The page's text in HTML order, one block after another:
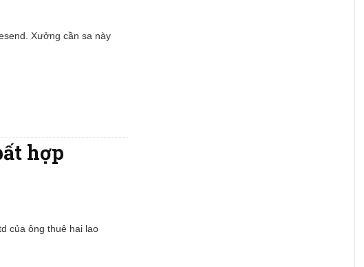
Xưởng cần sa này
hợp
của ông thuê hai lao